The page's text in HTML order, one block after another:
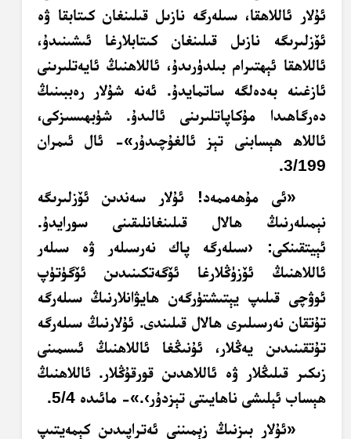
ئۇلار ئاللاھقا، سىلەرگە نازىل قىلىنغان كىتابقا ۋە
ئۆزلىرىگە نازىل قىلىنغان كىتابلارغا ئىشىنىدۇ،
ئاللاھقا ئېھتىرام بىلدۈرىدۇ، ئاللاھنىڭ ئايەتلىرىنى
ئازغىنە بەدەلگە ساتمايدۇ. ئەنە شۇلار رەببىنىڭ
دەرگاھىدا مۇكاپاتلىرىنى ئالىدۇ. شۈبھىسىزكى،
ئاللاھ ھېسابنى تېز ئالغۇچىدۇر»- ئال ئىمران
3/199.
«ئى مۇھەممەد! ئۇلار سەندىن ئۆزلىرىگە
نېمىلەرنىڭ ھالال قىلىنغانلىقىنى سورايدۇ.
ئېيتقىنكى: ‹سىلەرگە پاك نەرسىلەر ۋە سىلەر
ئاللاھنىڭ ئۆزۈڭلارغا ئۆگەتكىنىدىن ئۆگۈتۈپ
ئوۋچى قىلىپ يېتىشتۈرگەن ھايۋانلارنىڭ سىلەرگە
تۇتقان نەرسىلىرى ھالال قىلىندى. ئۇلارنىڭ سىلەرگە
تۇتقىنىدىن يەڭلار، ئۇنىڭغا ئاللاھنىڭ ئىسمىنى
زىكىر قىلىڭلار ۋە ئاللاھدىن قورقۇڭلار. ئاللاھنىڭ
ھېساب ئېلىشى ناھايىتى تېزدۇر›.»- مائىدە 5/4.
«ئۇلار بىزنىڭ زېمىننى ئەتراپىدىن كېمەيتىپ